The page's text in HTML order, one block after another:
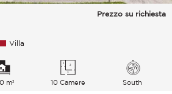
Prezzo su richiesta
Villa
m² 10 Camere South